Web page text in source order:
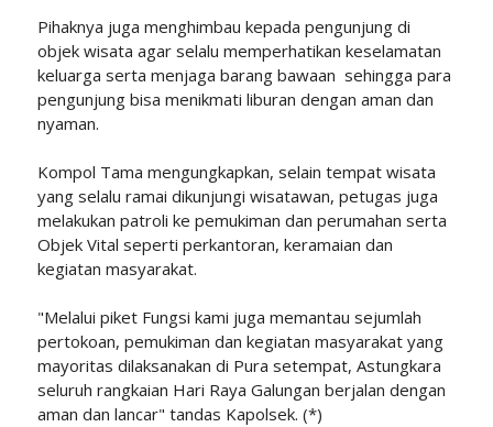
Pihaknya juga menghimbau kepada pengunjung di
objek wisata agar selalu memperhatikan keselamatan
keluarga serta menjaga barang bawaan sehingga para
pengunjung bisa menikmati liburan dengan aman dan
nyaman.
Kompol Tama mengungkapkan, selain tempat wisata
yang selalu ramai dikunjungi wisatawan, petugas juga
melakukan patroli ke pemukiman dan perumahan serta
Objek Vital seperti perkantoran, keramaian dan
kegiatan masyarakat.
"Melalui piket Fungsi kami juga memantau sejumlah
pertokoan, pemukiman dan kegiatan masyarakat yang
mayoritas dilaksanakan di Pura setempat, Astungkara
seluruh rangkaian Hari Raya Galungan berjalan dengan
aman dan lancar" tandas Kapolsek. (*)